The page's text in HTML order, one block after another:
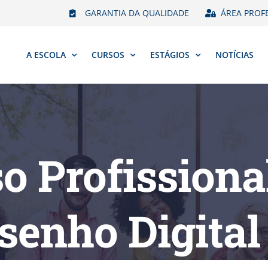
GARANTIA DA QUALIDADE ÁREA
A ESCOLA CURSOS ESTÁGIOS NOTÍCIAS
Digital